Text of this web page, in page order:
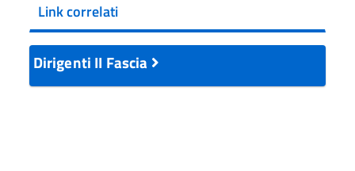
Link correlati
Dirigenti II Fascia